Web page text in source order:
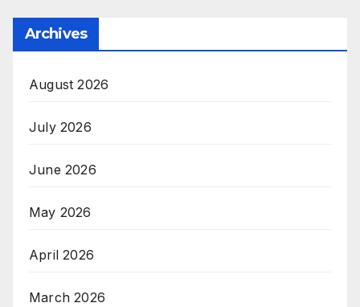
Archives
August 2026
July 2026
June 2026
May 2026
April 2026
March 2026